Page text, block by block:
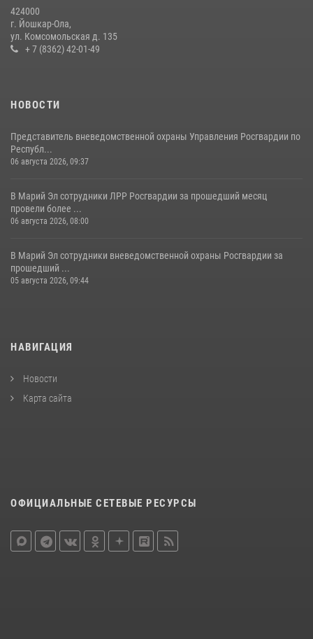
08 июля 2026, 13:48
Управление Росгвардии по Республике Марий Эл приняло участие в
424000
г. Йошкар-Ола,
ул. Комсомольская д. 135
+ 7 (8362) 42-01-49
НОВОСТИ
Представитель вневедомственной охраны Управления Росгвардии по
Республ...
06 августа 2026, 09:37
В Марий Эл сотрудники ЛРР Росгвардии за прошедший месяц
провели более ...
06 августа 2026, 08:00
В Марий Эл сотрудники вневедомственной охраны Росгвардии за
прошедший ...
05 августа 2026, 09:44
НАВИГАЦИЯ
Новости
Карта сайта
ОФИЦИАЛЬНЫЕ СЕТЕВЫЕ РЕСУРСЫ